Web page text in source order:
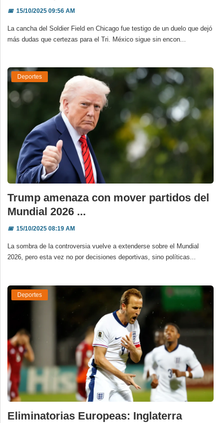
📅15/10/2025 09:56 AM
La cancha del Soldier Field en Chicago fue testigo de un duelo que dejó
más dudas que certezas para el Tri. México sigue sin encon...
Deportes
Trump amenaza con mover partidos del
Mundial 2026 ...
📅15/10/2025 08:19 AM
La sombra de la controversia vuelve a extenderse sobre el Mundial
2026, pero esta vez no por decisiones deportivas, sino políticas...
Deportes
Eliminatorias Europeas: Inglaterra